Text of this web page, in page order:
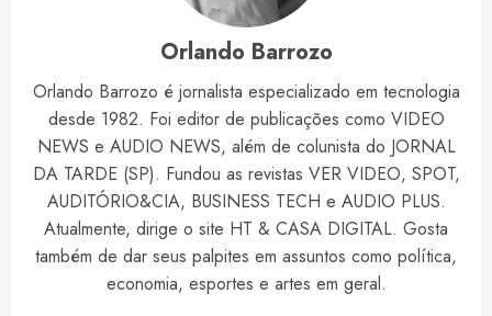
Orlando Barrozo
Orlando Barrozo é jornalista especializado em tecnologia
desde 1982. Foi editor de publicações como VIDEO
NEWS e AUDIO NEWS, além de colunista do JORNAL
DA TARDE (SP). Fundou as revistas VER VIDEO, SPOT,
AUDITÓRIO&CIA, BUSINESS TECH e AUDIO PLUS.
Atualmente, dirige o site HT & CASA DIGITAL. Gosta
também de dar seus palpites em assuntos como política,
economia, esportes e artes em geral.